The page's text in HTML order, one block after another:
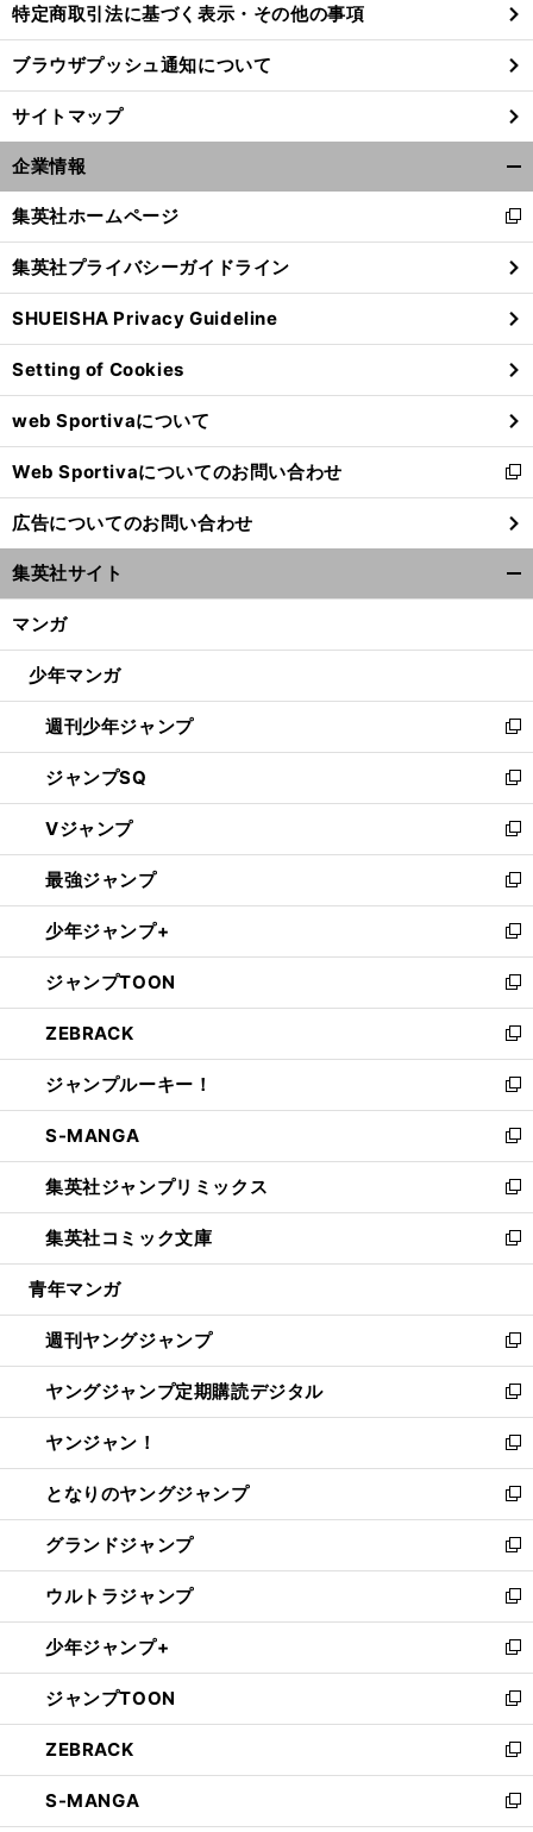
特定商取引法に基づく表示・その他の事項
ブラウザプッシュ通知について
サイトマップ
企業情報
閉
る
集英社ホームページ
新
し
い
ウ
ィ
ン
ド
ウ
で
開
く
集英社プライバシーガイドライン
SHUEISHA Privacy Guideline
Setting of Cookies
web Sportivaについて
Web Sportivaについてのお問い合わせ
新
し
い
ウ
ィ
ン
ウ
開
く
広告についてのお問い合わせ
集英社サイト
マンガ
少年マンガ
週刊少年ジャンプ
新
し
い
ウ
ィ
ン
ド
ウ
で
開
く
ジャンプSQ
新
し
い
ウ
ィ
ン
ド
ウ
で
開
く
Vジャンプ
新
し
い
ウ
ィ
ン
ド
ウ
で
開
く
最強ジャンプ
新
し
い
ウ
ィ
ン
ド
ウ
で
開
く
少年ジャンプ+
新
し
い
ウ
ィ
ン
ド
ウ
で
開
く
ジャンプTOON
新
し
い
ウ
ィ
ン
ド
ウ
で
開
く
ZEBRACK
新
し
い
ウ
ィ
ン
ド
ウ
で
開
ジャンプルーキー！
新
し
い
ウ
ィ
ン
ド
ウ
開
く
S-MANGA
新
し
い
ウ
ィ
ン
ウ
で
開
く
集英社ジャンプリミックス
新
し
い
ウ
ン
ド
ウ
で
開
く
集英社コミック文庫
新
し
ウ
ィ
ン
ド
ウ
で
開
く
青年マンガ
週刊ヤングジャンプ
新
し
い
ウ
ィ
ン
ド
ウ
で
開
く
ヤングジャンプ定期購読デジタル
新
し
い
ウ
ィ
ン
ド
ウ
で
開
く
ヤンジャン！
新
し
い
ウ
ィ
ン
ド
ウ
で
開
く
となりのヤングジャンプ
新
し
い
ウ
ィ
ン
ド
ウ
で
開
く
グランドジャンプ
新
し
い
ウ
ィ
ン
ド
ウ
で
開
く
ウルトラジャンプ
新
し
い
ウ
ィ
ン
ド
ウ
で
開
少年ジャンプ+
新
し
い
ウ
ィ
ン
ド
ウ
ジャンプTOON
新
し
い
ウ
ィ
ZEBRACK
新
し
い
S-MANGA
新